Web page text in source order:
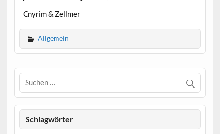
Cnyrim & Zellmer
Allgemein
Schlagwörter